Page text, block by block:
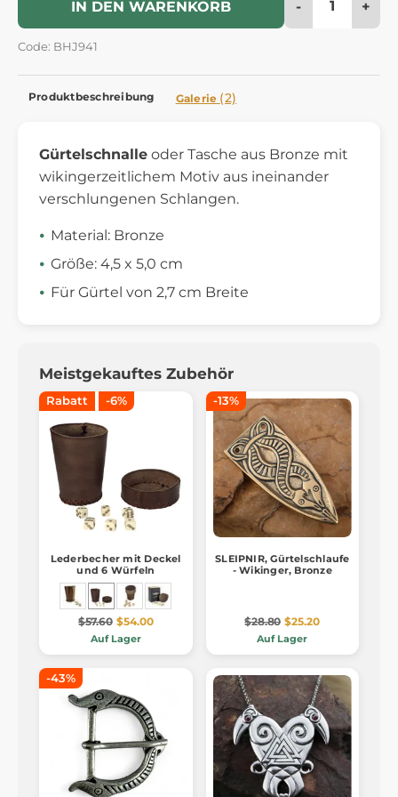
IN DEN WARENKORB - +
Code: BHJ941
Produktbeschreibung Galerie (2)
Gürtelschnalle oder Tasche aus Bronze mit
wikingerzeitlichem Motiv aus ineinander
verschlungenen Schlangen.
Material: Bronze
Größe: 4,5 x 5,0 cm
Für Gürtel von 2,7 cm Breite
Meistgekauftes Zubehör
Rabatt -6%
Lederbecher mit Deckel
und 6 Würfeln
$57.60 $54.00
Auf Lager
-13%
SLEIPNIR, Gürtelschlaufe
- Wikinger, Bronze
$28.80 $25.20
Auf Lager
-43%